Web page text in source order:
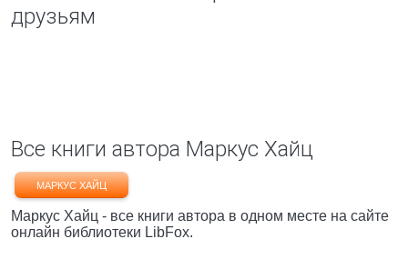
друзьям
Все книги автора Маркус Хайц
МАРКУС ХАЙЦ
Маркус Хайц - все книги автора в одном месте на сайте
онлайн библиотеки LibFox.